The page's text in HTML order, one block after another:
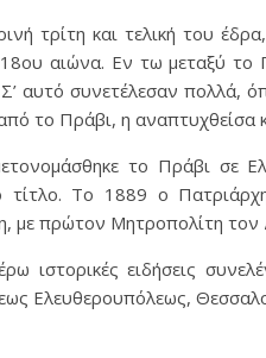
τρίτη και τελική του
αιώνα. Εν τω μεταξύ το
αυτό συνετέλεσαν πολλά,
το Πράβι, η αναπτυχθείσα
το Πράβι σε
τίτλο. Το 1889 ο
με πρώτον Μητροπολίτη τον
ιστορικές ειδήσεις
Ελευθερουπόλεως,